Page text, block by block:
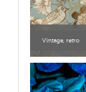
Vintage, retro